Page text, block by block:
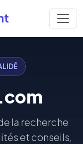
la recherche
et conseils,